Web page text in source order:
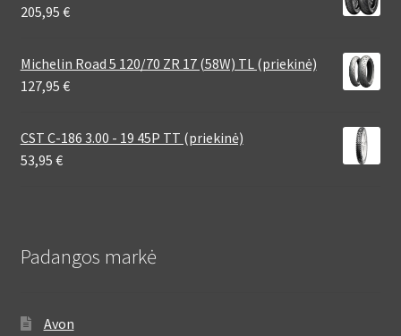
205,95 €
Michelin Road 5 120/70 ZR 17 (58W) TL (priekinė)
127,95 €
CST C-186 3.00 - 19 45P TT (priekinė)
53,95 €
Padangos markė
Avon